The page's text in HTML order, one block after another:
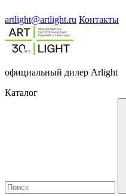
artlight@artlight.ru Контакты
официальный дилер Arlight
Каталог